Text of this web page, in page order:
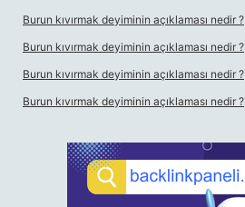
Burun kıvırmak deyiminin açıklaması nedir ?
Burun kıvırmak deyiminin açıklaması nedir ?
Burun kıvırmak deyiminin açıklaması nedir ?
Burun kıvırmak deyiminin açıklaması nedir ?